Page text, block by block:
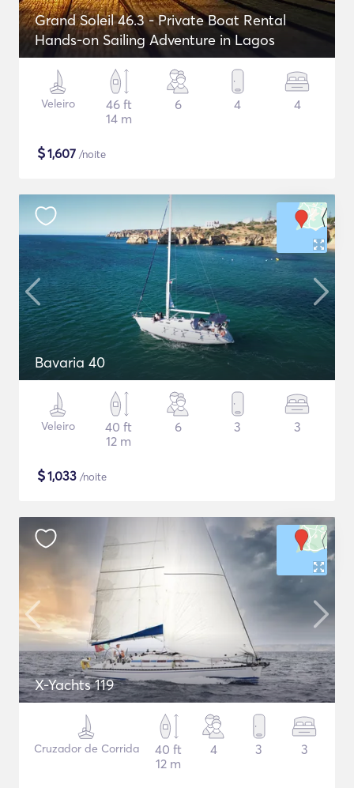
Grand Soleil 46.3 - Private Boat Rental
Hands-on Sailing Adventure in Lagos
Veleiro
46 ft
14 m
6 4 4
$1,607 /noite
Bavaria 40
Veleiro
40 ft
12 m
6 3 3
$1,033 /noite
X-Yachts 119
Cruzador de Corrida
40 ft
12 m
4 3 3